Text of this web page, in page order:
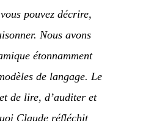
pouvez décrire,
Nous avons
étonnamment
de langage. Le
de lire, d’auditer et
Claude réfléchit